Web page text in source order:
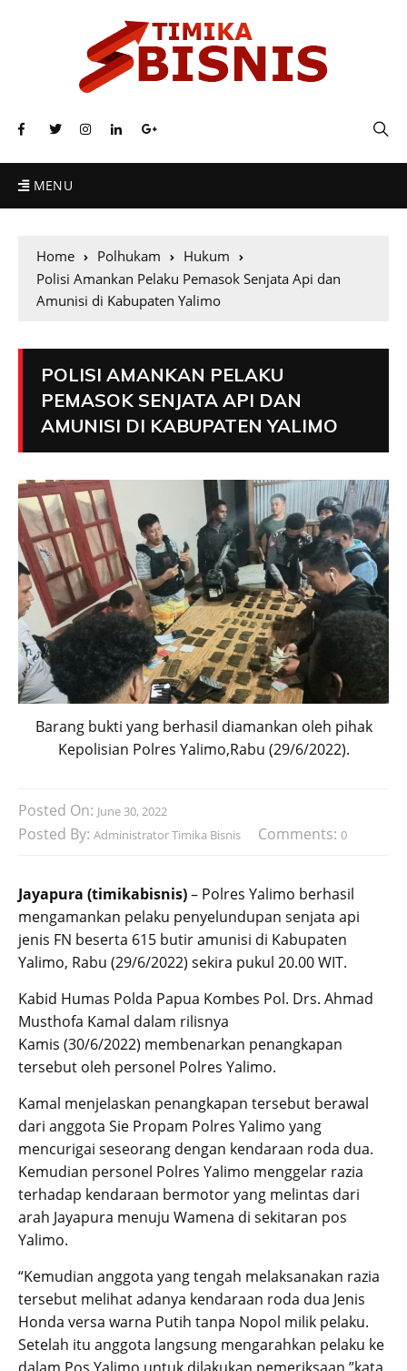
MENU
Home Polhukam
Hukum
Polisi Amankan Pelaku Pemasok Senjata Api dan
Amunisi di Kabupaten Yalimo
POLISI AMANKAN PELAKU
PEMASOK SENJATA API DAN
AMUNISI DI KABUPATEN YALIMO
Barang bukti yang berhasil diamankan oleh pihak
Kepolisian Polres Yalimo,Rabu (29/6/2022).
Posted On: June 30, 2022
Posted By: Administrator Timika Bisnis Comments: 0
Jayapura (timikabisnis)– Polres Yalimo berhasil
mengamankan pelaku penyelundupan senjata api
jenis FN beserta 615 butir amunisi di Kabupaten
Yalimo, Rabu (29/6/2022) sekira pukul 20.00 WIT.
Kabid Humas Polda Papua Kombes Pol. Drs. Ahmad
Musthofa Kamal dalam rilisnya
Kamis (30/6/2022) membenarkan penangkapan
tersebut oleh personel Polres Yalimo.
Kamal menjelaskan penangkapan tersebut berawal
dari anggota Sie Propam Polres Yalimo yang
mencurigai seseorang dengan kendaraan roda dua.
Kemudian personel Polres Yalimo menggelar razia
terhadap kendaraan bermotor yang melintas dari
arah Jayapura menuju Wamena di sekitaran pos
Yalimo.
“Kemudian anggota yang tengah melaksanakan razia
tersebut melihat adanya kendaraan roda dua Jenis
Honda versa warna Putih tanpa Nopol milik pelaku.
Setelah itu anggota langsung mengarahkan pelaku ke